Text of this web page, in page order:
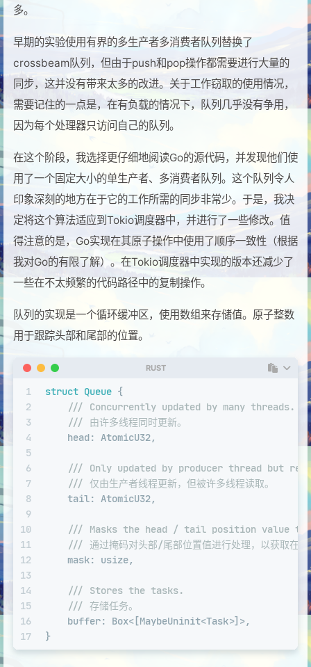
多。
早期的实验使用有界的多生产者多消费者队列替换了
crossbeam队列，但由于push和pop操作都需要进行大量的
同步，这并没有带来太多的改进。关于工作窃取的使用情况，
需要记住的一点是，在有负载的情况下，队列几乎没有争用，
因为每个处理器只访问自己的队列。
在这个阶段，我选择更仔细地阅读Go的源代码，并发现他们使
用了一个固定大小的单生产者、多消费者队列。这个队列令人
印象深刻的地方在于它的工作所需的同步非常少。于是，我决
定将这个算法适应到Tokio调度器中，并进行了一些修改。值
得注意的是，Go实现在其原子操作中使用了顺序一致性（根据
我对Go的有限了解）。在Tokio调度器中实现的版本还减少了
一些在不太频繁的代码路径中的复制操作。
队列的实现是一个循环缓冲区，使用数组来存储值。原子整数
用于跟踪头部和尾部的位置。
RUST
1
2
3
4
5
6
7
8
9
10
11
12
13
14
15
16
17
struct Queue {
/// Concurrently updated by many threads.
/// 由许多线程同时更新。
    head: AtomicU32,
/// Only updated by producer thread but
/// 仅由生产者线程更新，但被许多线程读取。
    tail: AtomicU32,
/// Masks the head / tail position value
/// 通过掩码对头部/尾部位置值进行处理，以获取在缓
    mask:
usize,
/// Stores the tasks.
/// 存储任务。
    buffer:
Box<[MaybeUninit<Task>]>,
}